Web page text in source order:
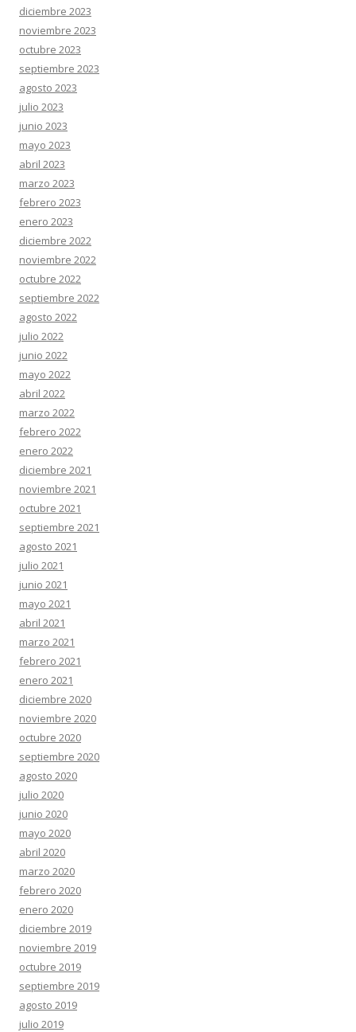
diciembre 2023
noviembre 2023
octubre 2023
septiembre 2023
agosto 2023
julio 2023
junio 2023
mayo 2023
abril 2023
marzo 2023
febrero 2023
enero 2023
diciembre 2022
noviembre 2022
octubre 2022
septiembre 2022
agosto 2022
julio 2022
junio 2022
mayo 2022
abril 2022
marzo 2022
febrero 2022
enero 2022
diciembre 2021
noviembre 2021
octubre 2021
septiembre 2021
agosto 2021
julio 2021
junio 2021
mayo 2021
abril 2021
marzo 2021
febrero 2021
enero 2021
diciembre 2020
noviembre 2020
octubre 2020
septiembre 2020
agosto 2020
julio 2020
junio 2020
mayo 2020
abril 2020
marzo 2020
febrero 2020
enero 2020
diciembre 2019
noviembre 2019
octubre 2019
septiembre 2019
agosto 2019
julio 2019